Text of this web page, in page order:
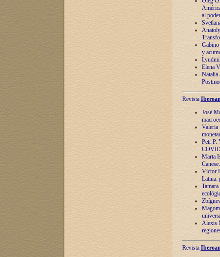
al poder
y
Elena
Natalia
Revista
José
Valeria
Petr P.
Marta
Víctor
Latina:
Alexis
Revista